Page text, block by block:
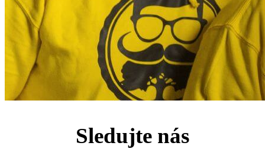
Sledujte nás